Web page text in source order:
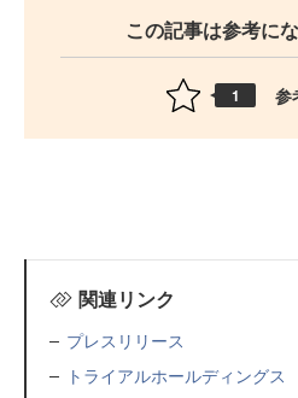
この記事は参考に
1 参
関連リンク
プレスリリース
トライアルホールディングス